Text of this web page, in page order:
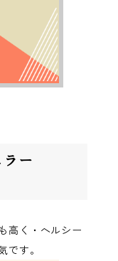
ー
高く・ヘルシー
です。